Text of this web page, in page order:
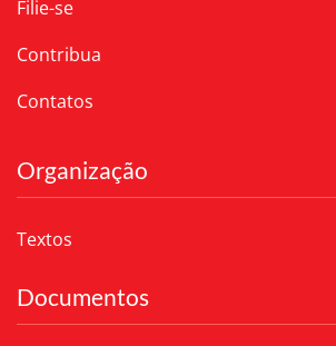
Filie-se
Contribua
Contatos
Organização
Textos
Documentos